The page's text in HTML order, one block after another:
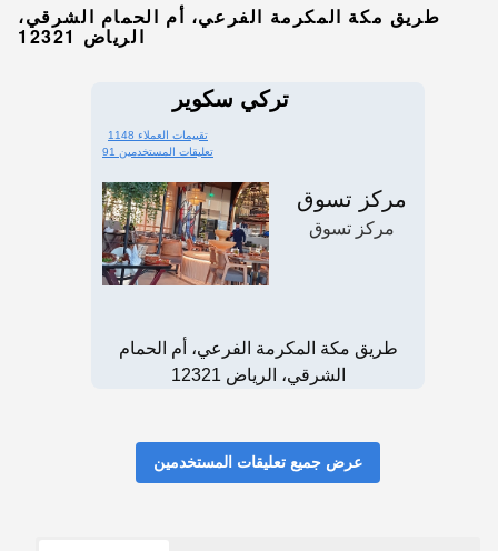
طريق مكة المكرمة الفرعي، أم الحمام الشرقي،
الرياض 12321
تركي سكوير
1148 تقييمات العملاء
91 تعليقات المستخدمين
مركز تسوق
مركز تسوق
طريق مكة المكرمة الفرعي، أم الحمام
الشرقي، الرياض 12321
عرض جميع تعليقات المستخدمين